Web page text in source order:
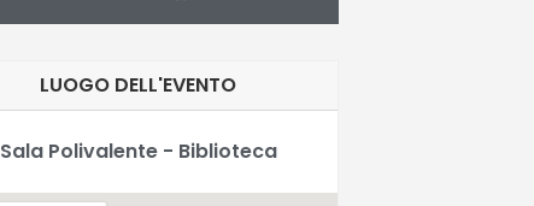
LUOGO DELL'EVENTO
Sala Polivalente - Biblioteca